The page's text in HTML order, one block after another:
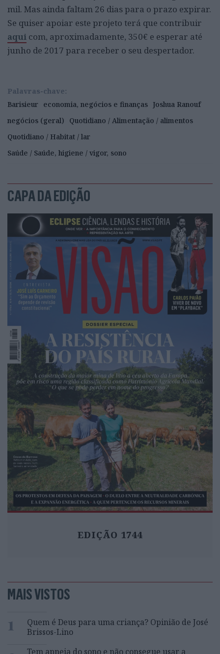
mil. Mas ainda faltam 26 dias para o prazo expirar.
Se quiser apoiar este projeto terá que contribuir
aqui com, aproximadamente, 350€ e esperar até
junho de 2017 para receber o seu despertador.
Palavras-chave:
Barisieur
economia, negócios e finanças Joshua Ranouf
negócios (geral)
Quotidiano / Alimentação / alimentos
Quotidiano / Habitat / lar
Saúde / Saúde, higiene / vigor, sono
CAPA DA EDIÇÃO
EDIÇÃO 1744
MAIS VISTOS
1
Quem é Deus para uma criança? Opinião de José
Brissos-Lino
Tem apneia do sono e não consegue usar a